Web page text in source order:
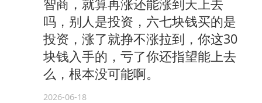
智商，就算再涨还能涨到天上去
吗，别人是投资，六七块钱买的是
投资，涨了就挣不涨拉到，你这30
块钱入手的，亏了你还指望能上去
么，根本没可能啊。
2026-06-18